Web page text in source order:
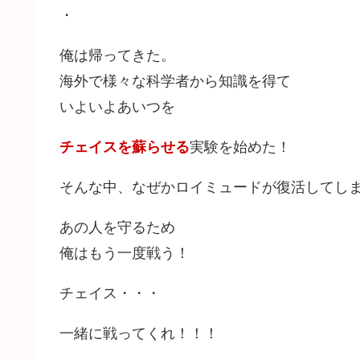
・
俺は帰ってきた。
海外で様々な科学者から知識を得て
いよいよあいつを
チェイスを蘇らせる実験を始めた！
そんな中、なぜかロイミュードが復活してし
あの人を守るため
俺はもう一度戦う！
チェイス・・・
一緒に戦ってくれ！！！